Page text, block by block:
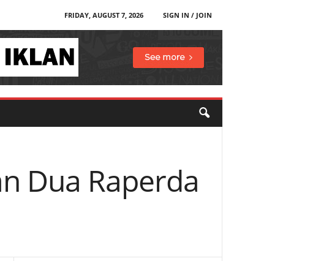
FRIDAY, AUGUST 7, 2026
SIGN IN / JOIN
Dua Raperda